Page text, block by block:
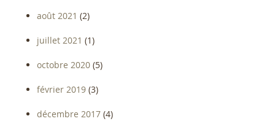
août 2021 (2)
juillet 2021 (1)
octobre 2020 (5)
février 2019 (3)
décembre 2017 (4)